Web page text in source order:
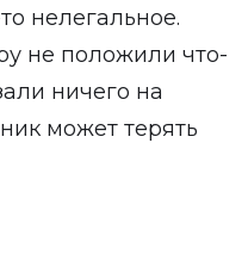
нелегальное.
не положили что-
ничего на
может терять